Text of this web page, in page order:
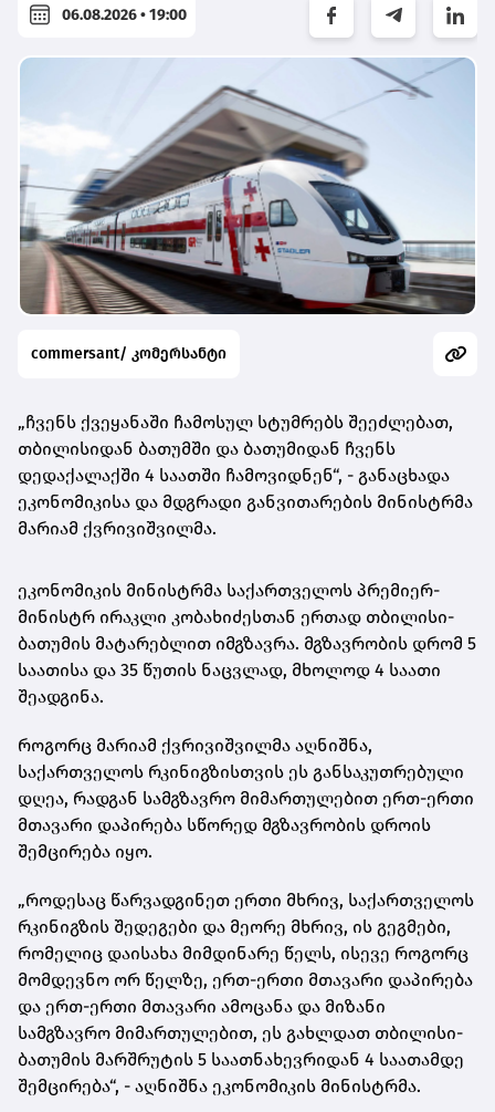
06.08.2026 • 19:00
commersant/ კომერსანტი
„ჩვენს ქვეყანაში ჩამოსულ სტუმრებს შეეძლებათ,
თბილისიდან ბათუმში და ბათუმიდან ჩვენს
დედაქალაქში 4 საათში ჩამოვიდნენ“, - განაცხადა
ეკონომიკისა და მდგრადი განვითარების მინისტრმა
მარიამ ქვრივიშვილმა.
ეკონომიკის მინისტრმა საქართველოს პრემიერ-
მინისტრ ირაკლი კობახიძესთან ერთად თბილისი-
ბათუმის მატარებლით იმგზავრა. მგზავრობის დრომ 5
საათისა და 35 წუთის ნაცვლად, მხოლოდ 4 საათი
შეადგინა.
როგორც მარიამ ქვრივიშვილმა აღნიშნა,
საქართველოს რკინიგზისთვის ეს განსაკუთრებული
დღეა, რადგან სამგზავრო მიმართულებით ერთ-ერთი
მთავარი დაპირება სწორედ მგზავრობის დროის
შემცირება იყო.
„როდესაც წარვადგინეთ ერთი მხრივ, საქართველოს
რკინიგზის შედეგები და მეორე მხრივ, ის გეგმები,
რომელიც დაისახა მიმდინარე წელს, ისევე როგორც
მომდევნო ორ წელზე, ერთ-ერთი მთავარი დაპირება
და ერთ-ერთი მთავარი ამოცანა და მიზანი
სამგზავრო მიმართულებით, ეს გახლდათ თბილისი-
ბათუმის მარშრუტის 5 საათნახევრიდან 4 საათამდე
შემცირება“, - აღნიშნა ეკონომიკის მინისტრმა.